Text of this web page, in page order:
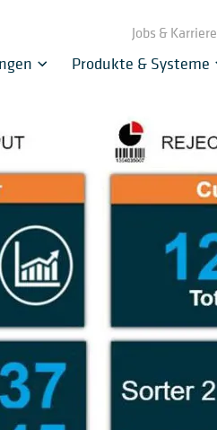
Jobs & Karriere
Produkte & Systeme